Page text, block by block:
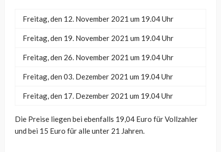
Freitag, den 12. November 2021 um 19.04 Uhr
Freitag, den 19. November 2021 um 19.04 Uhr
Freitag, den 26. November 2021 um 19.04 Uhr
Freitag, den 03. Dezember 2021 um 19.04 Uhr
Freitag, den 17. Dezember 2021 um 19.04 Uhr
Die Preise liegen bei ebenfalls 19,04 Euro für Vollzahler
und bei 15 Euro für alle unter 21 Jahren.